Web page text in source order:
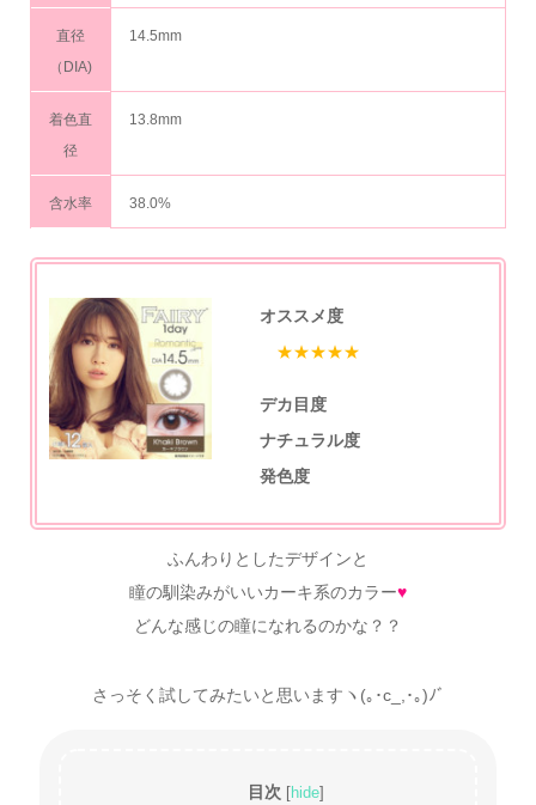
直径
（DIA)
14.5mm
着色直
径
13.8mm
含水率 38.0%
オススメ度
★★★★★
デカ目度
ナチュラル度
発色度
ふんわりとしたデザインと
瞳の馴染みがいいカーキ系のカラー♥
どんな感じの瞳になれるのかな？？
さっそく試してみたいと思いますヽ(｡･c_,･｡)ﾉﾞ
目次 [hide]